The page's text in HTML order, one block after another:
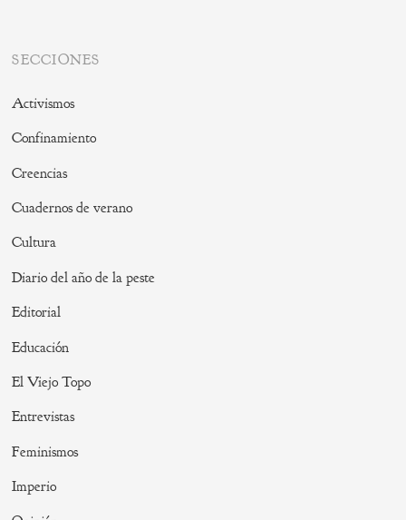
SECCIONES
Activismos
Confinamiento
Creencias
Cuadernos de verano
Cultura
Diario del año de la peste
Editorial
Educación
El Viejo Topo
Entrevistas
Feminismos
Imperio